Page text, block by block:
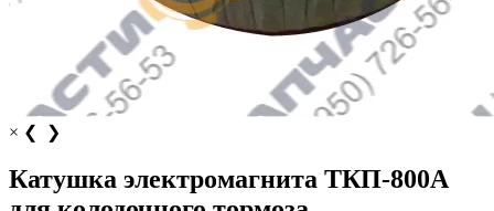
× ❮ ❯
Катушка электромагнита ТКП‑800А